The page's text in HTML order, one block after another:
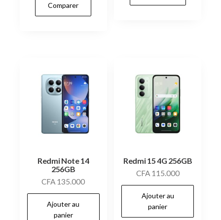
Comparer
Redmi Note 14
256GB
CFA 135.000
Ajouter au
panier
Redmi 15 4G 256GB
CFA115.000
Ajouter au
panier